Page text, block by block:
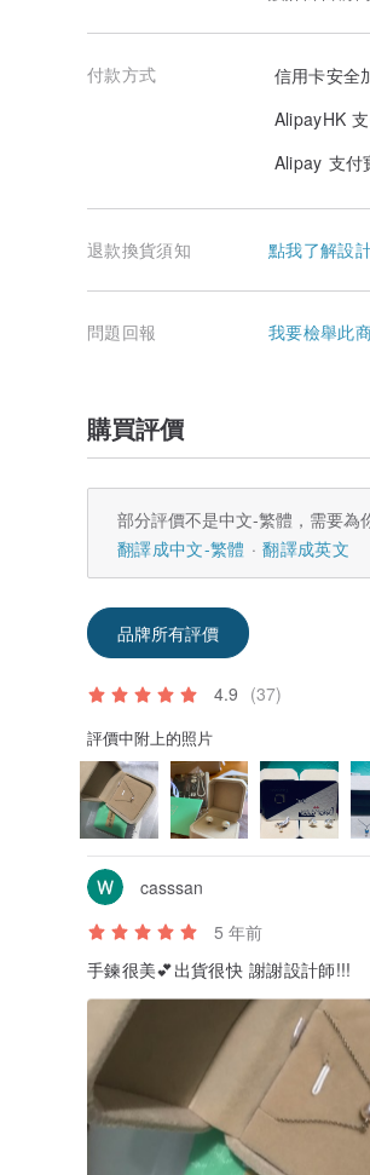
付款方式
信用卡安全
AlipayHK
Alipay 支付
退款換貨須知 點我了解設
問題回報 我要檢舉此
購買評價
部分評價不是中文-繁體，需要為
翻譯成中文-繁體
翻譯成英文
品牌所有評價
4.9 (37)
評價中附上的照片
casssan
5 年前
手鍊很美💕出貨很快 謝謝設計師!!!